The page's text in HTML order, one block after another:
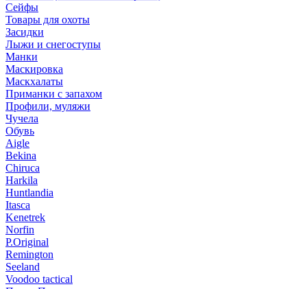
Сейфы
Товары для охоты
Засидки
Лыжи и снегоступы
Манки
Маскировка
Маскхалаты
Приманки с запахом
Профили, муляжи
Чучела
Обувь
Aigle
Bekina
Chiruсa
Harkila
Huntlandia
Itasca
Kenetrek
Norfin
P.Original
Remington
Seeland
Voodoo tactical